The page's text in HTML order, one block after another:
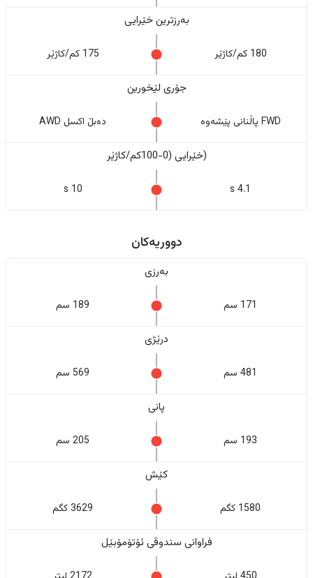
بەرزترین خێرایی
180 کم/کاژێر 175 کم/کاژێر
جۆری لێخورین
FWD پاڵنانی پێشەوە دەبڵ اکسل AWD
(خێرایی (0-100کم/کاژێر
4.1 s
10 s
دووریەکان
بەرزی
171 سم 189 سم
درێژی
481 سم 569 سم
پانی
193 سم 205 سم
کێش
1580 کگم 3629 کگم
فراوانی سندوقی ئۆتۆمۆبێل